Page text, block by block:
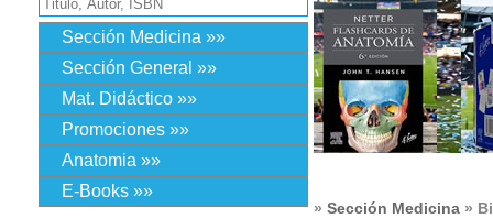
Sección Medicina »»
Sección General »»
Mat. Didáctico »»
Promociones »»
Anatomia »»
E-Books »»
» Sección Medicina »